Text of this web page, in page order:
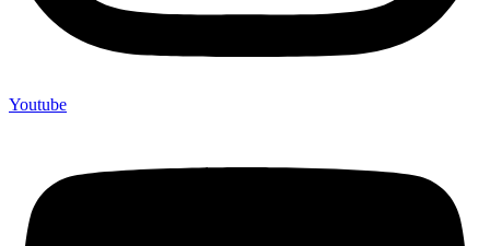
Youtube